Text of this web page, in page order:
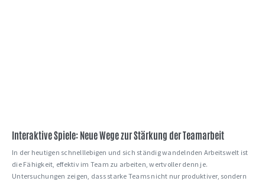
Interaktive Spiele: Neue Wege zur Stärkung der Teamarbeit
In der heutigen schnelllebigen und sich ständig wandelnden Arbeitswelt ist
die Fähigkeit, effektiv im Team zu arbeiten, wertvoller denn je.
Untersuchungen zeigen, dass starke Teams nicht nur produktiver, sondern